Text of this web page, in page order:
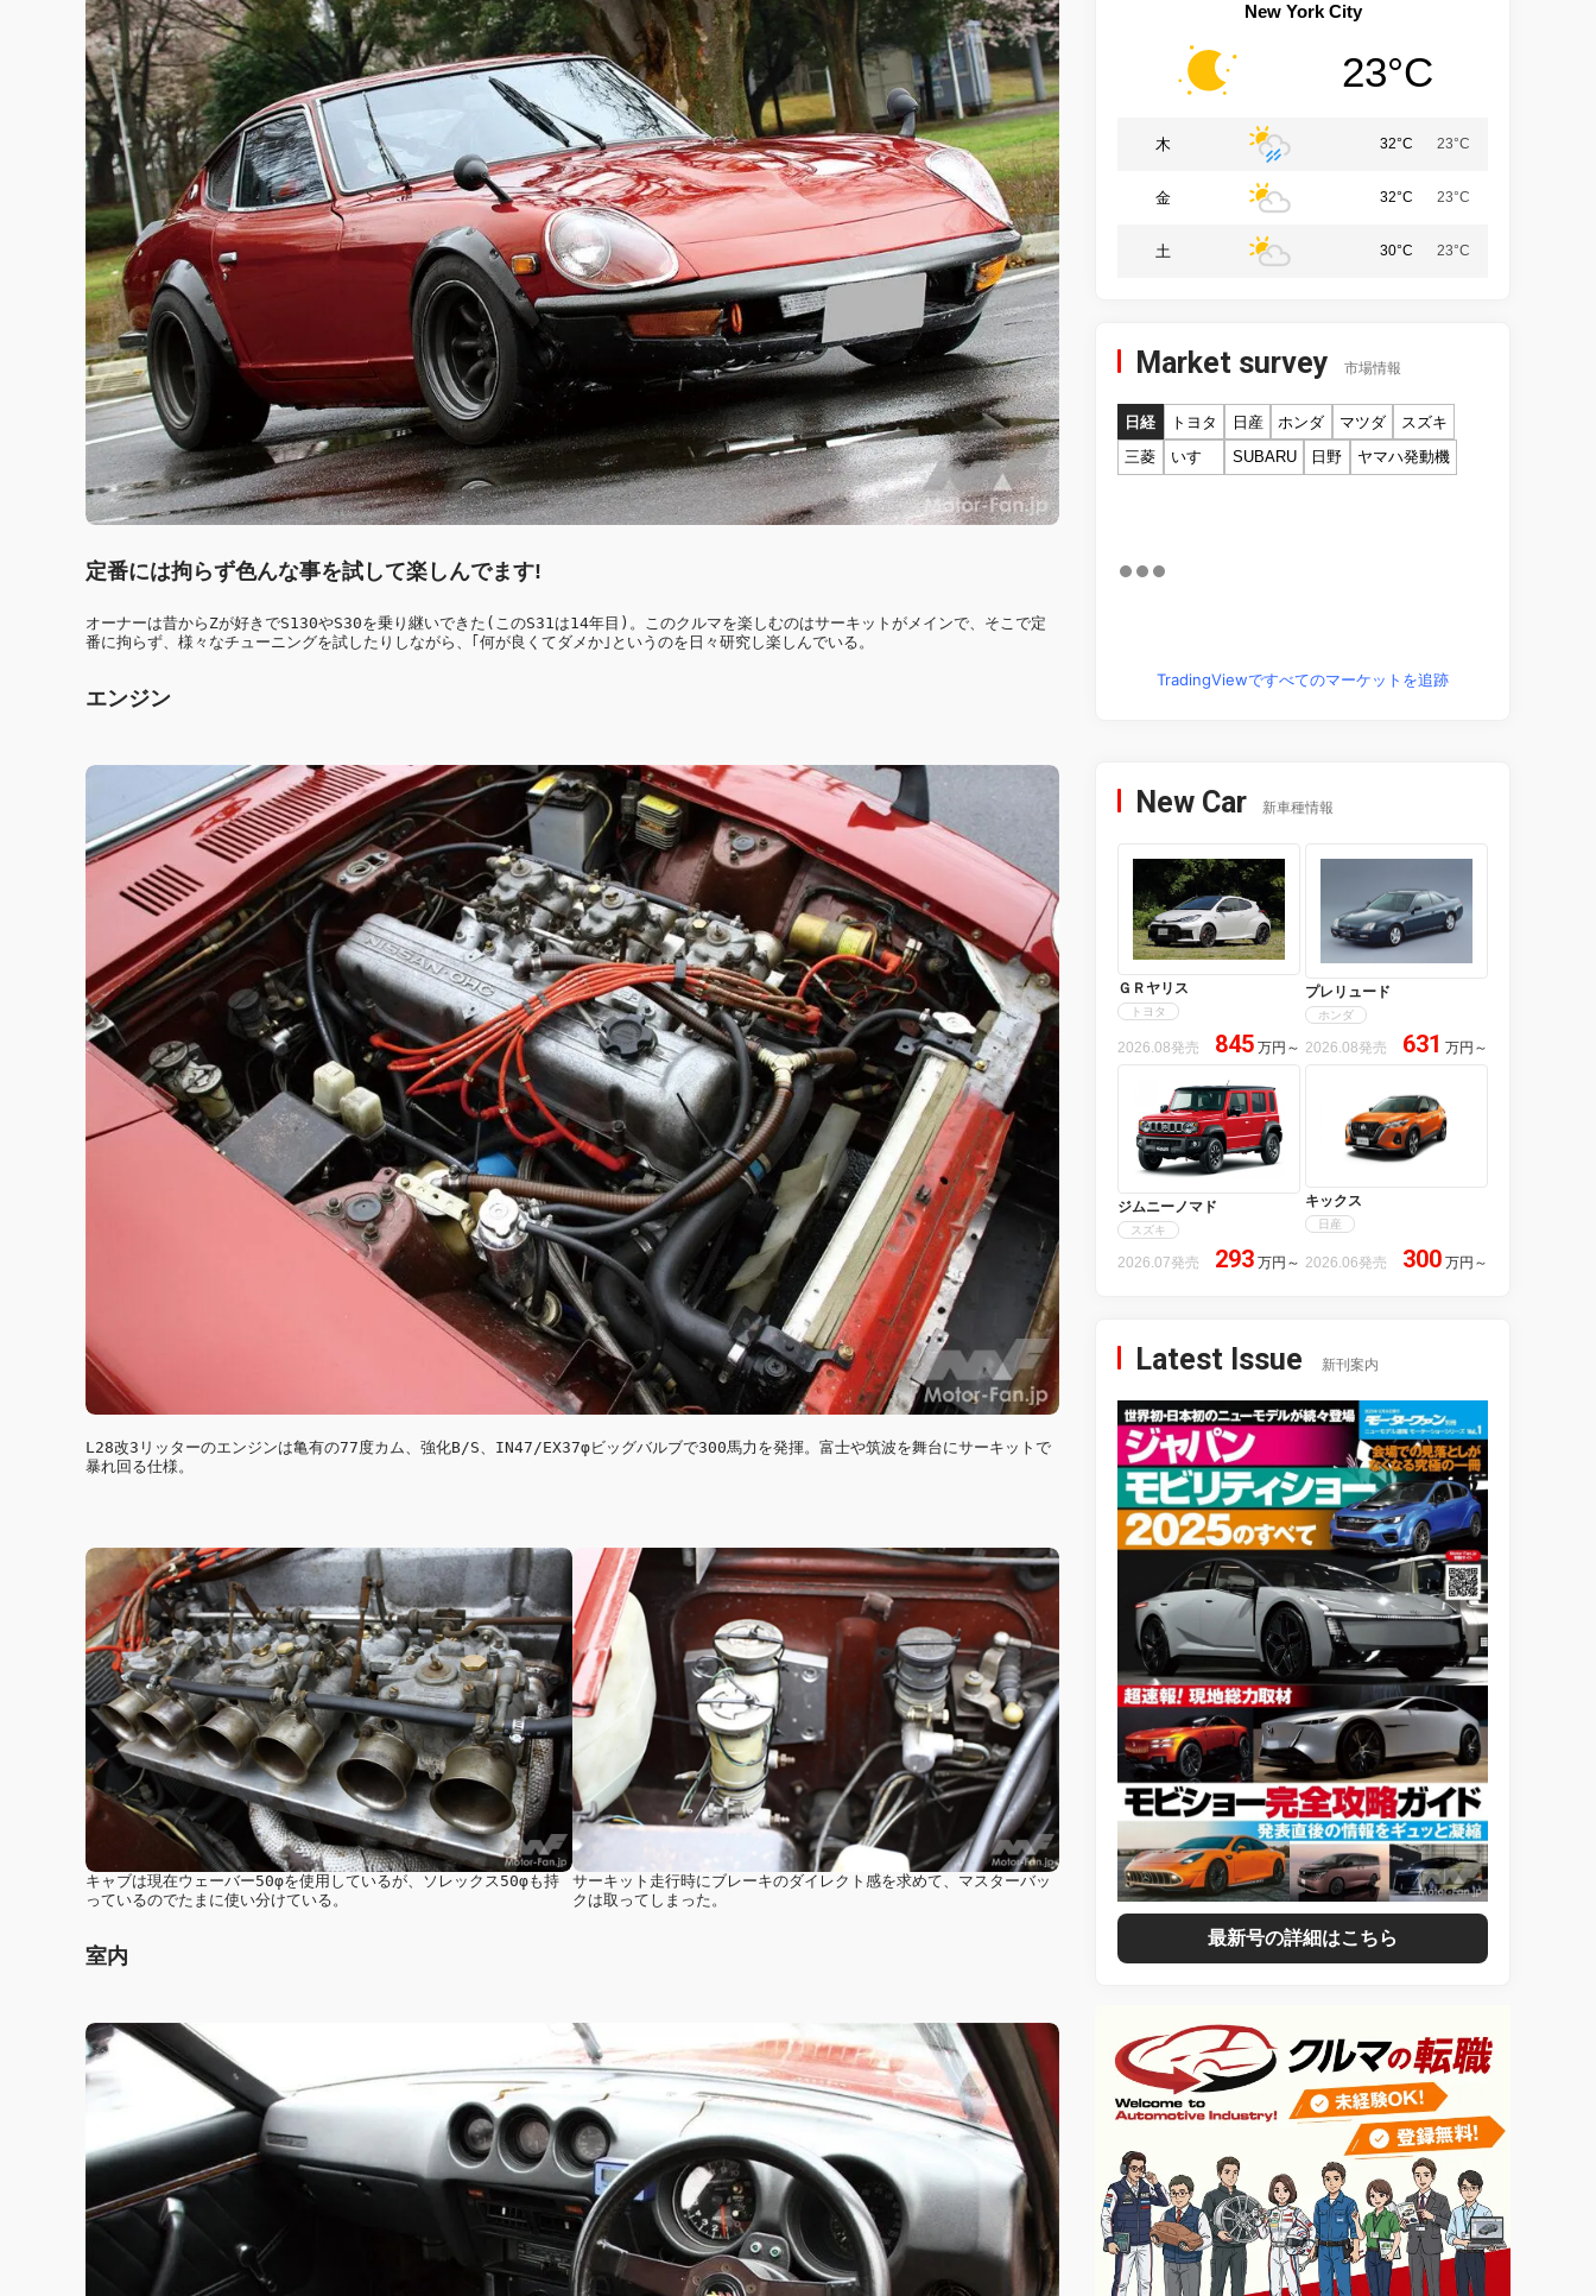
定番には拘らず色んな事を試して楽しんでます!
オーナーは昔からZが好きでS130やS30を乗り継いできた(このS31は14年目)。このクルマを楽しむのはサーキットがメインで、そこで定
番に拘らず、様々なチューニングを試したりしながら、｢何が良くてダメか｣というのを日々研究し楽しんでいる。
エンジン
L28改3リッターのエンジンは亀有の77度カム、強化B/S、IN47/EX37φビッグバルブで300馬力を発揮。富士や筑波を舞台にサーキットで
暴れ回る仕様。
キャブは現在ウェーバー50φを使用しているが、ソレックス50φも持
っているのでたまに使い分けている。
サーキット走行時にブレーキのダイレクト感を求めて、マスターバッ
クは取ってしまった。
室内
New York City
23°C
木 32°C 23°C
金 32°C 23°C
土 30°C 23°C
Market survey 市場情報
日経 トヨタ 日産 ホンダ マツダ
スズキ
三菱
いすゞ SUBARU 日野 ヤマハ発動機
TradingViewですべてのマーケットを追跡
New Car 新車種情報
ＧＲヤリス
トヨタ
2026.08発売 845 万円 ～
プレリュード
ホンダ
2026.08発売 631 万円 ～
ジムニーノマド
スズキ
2026.07発売 293 万円 ～
キックス
日産
2026.06発売 300 万円 ～
Latest Issue 新刊案内
最新号の詳細はこちら